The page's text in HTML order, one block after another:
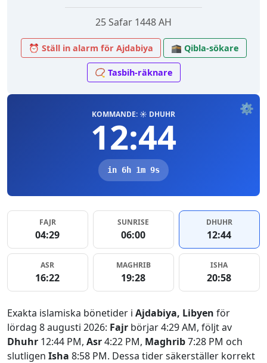
25 Safar 1448 AH
⏰ Ställ in alarm för Ajdabiya 🕋 Qibla-sökare
📿 Tasbih-räknare
⚙️
KOMMANDE: ☀️ DHUHR
12:44
in 6h 1m 9s
FAJR
04:29
SUNRISE
06:00
DHUHR
12:44
ASR
16:22
MAGHRIB
19:28
ISHA
20:58
Exakta islamiska bönetider i Ajdabiya, Libyen för
lördag 8 augusti 2026: Fajr börjar 4:29 AM, följt av
Dhuhr 12:44 PM, Asr4:22 PM, Maghrib7:28 PM och
slutligen Isha 8:58 PM. Dessa tider säkerställer korrekt